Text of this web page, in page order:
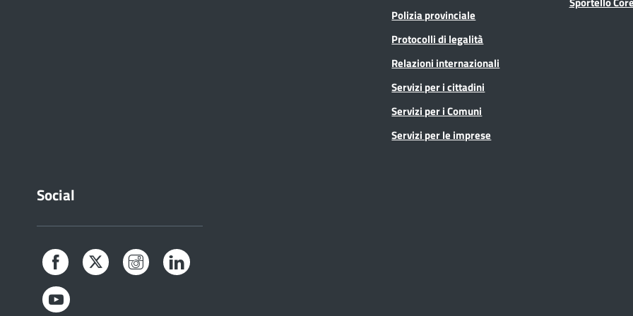
Polizia provinciale
Protocolli di legalità
Relazioni internazionali
Servizi per i cittadini
Servizi per i Comuni
Servizi per le imprese
Social
Facebook Twitter Instagram